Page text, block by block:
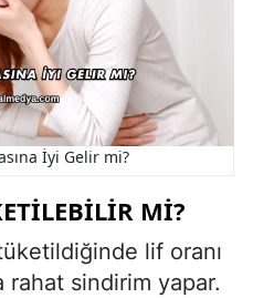
İyi Gelir mi?
MI?
lif oranı
sindirim yapar.